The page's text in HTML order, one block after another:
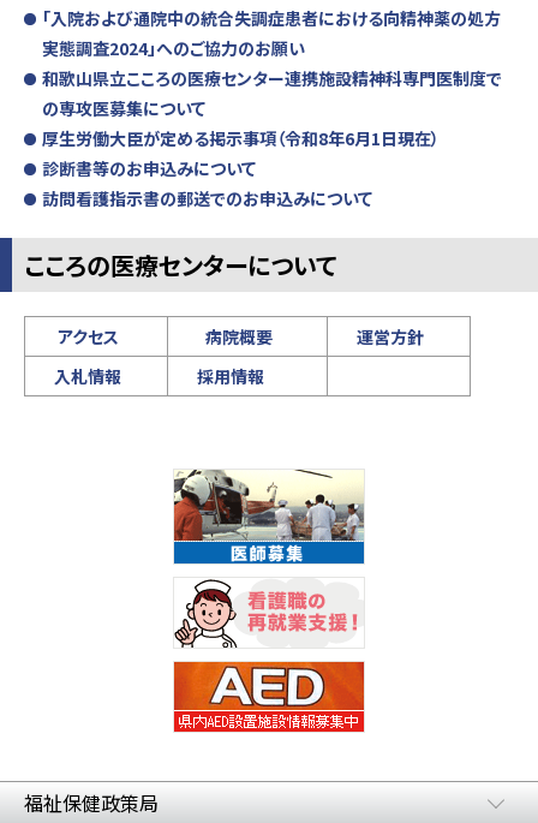
「入院および通院中の統合失調症患者における向精神薬の処方
実態調査2024」へのご協力のお願い
和歌山県立こころの医療センター連携施設精神科専門医制度で
の専攻医募集について
厚生労働大臣が定める掲示事項（令和8年6月1日現在）
診断書等のお申込みについて
訪問看護指示書の郵送でのお申込みについて
こころの医療センターについて
アクセス 病院概要
運営方針
入札情報
採用情報
福祉保健政策局